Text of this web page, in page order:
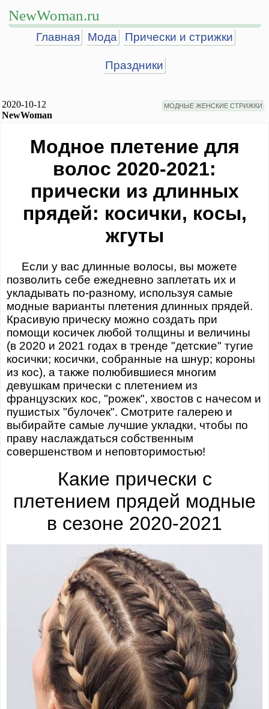
NewWoman.ru
Главная Мода Прически и стрижки
Праздники
2020-10-12
NewWoman
МОДНЫЕ ЖЕНСКИЕ СТРИЖКИ
Модное плетение для
волос 2020-2021:
прически из длинных
прядей: косички, косы,
жгуты
Если у вас длинные волосы, вы можете
позволить себе ежедневно заплетать их и
укладывать по-разному, используя самые
модные варианты плетения длинных прядей.
Красивую прическу можно создать при
помощи косичек любой толщины и величины
(в 2020 и 2021 годах в тренде "детские" тугие
косички; косички, собранные на шнур; короны
из кос), а также полюбившиеся многим
девушкам прически с плетением из
французских кос, "рожек", хвостов с начесом и
пушистых "булочек". Смотрите галерею и
выбирайте самые лучшие укладки, чтобы по
праву наслаждаться собственным
совершенством и неповторимостью!
Какие прически с
плетением прядей модные
в сезоне 2020-2021